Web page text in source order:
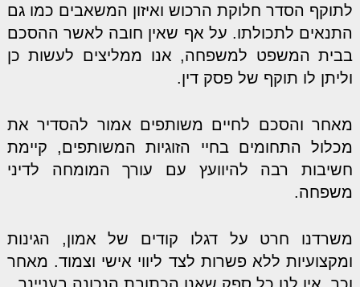
לתוקף הסדר חלוקת הרכוש ואיזון המשאבים כמו גם
התנאים לתכולתו. על אף שאין חובה לאשר ההסכם
בבית המשפט למשפחה, אנו ממליצים לעשות כן
וליתן לו תוקף של פסק דין.
מאחר והסכם לחיים משותפים אמור להסדיר את
מכלול התחומים בחיי הזוגיות המשותפים, קיימת
חשיבות רבה להיוועץ עם עורך המומחה לדיני
משפחה.
משרדנו חרט על דגלו קודים של אמון, הגינות
ומקצועיות ללא פשרות לצד ליווי אישי וצמוד. מאחר